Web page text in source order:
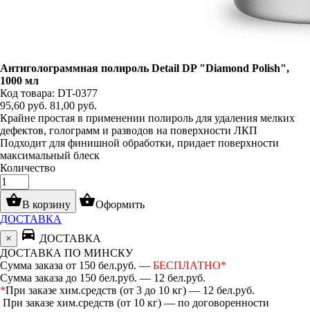
Антиголограммная полироль Detail DP "Diamond Polish",
1000 мл
Код товара: DT-0377
95,60 руб. 81,00 руб.
Крайне простая в применении полироль для удаления мелких
дефектов, голограмм и разводов на поверхности ЛКП
Подходит для финишной обработки, придает поверхности
максимальный блеск
Количество
shopping_basketВ корзину shopping_basketОформить
ДОСТАВКА
×
directions_car ДОСТАВКА
ДОСТАВКА ПО МИНСКУ
Сумма заказа от 150 бел.руб. — БЕСПЛАТНО*
Сумма заказа до 150 бел.руб. — 12 бел.руб.
*При заказе хим.средств (от 3 до 10 кг) — 12 бел.руб.
При заказе хим.средств (от 10 кг) — по договоренности